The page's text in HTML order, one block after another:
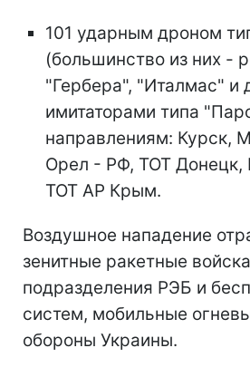
101 ударным дроном
(большинство из них -
"Гербера", "Италмас" и
имитаторами типа
направлениям: Курск,
Орел - РФ, ТОТ Донецк,
ТОТ АР Крым.
Воздушное нападение
зенитные ракетные
подразделения РЭБ и
систем, мобильные
обороны Украины.